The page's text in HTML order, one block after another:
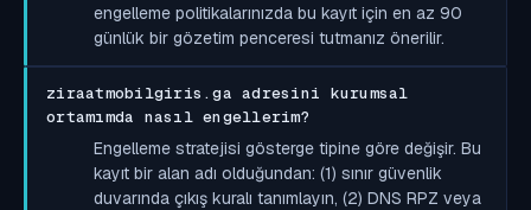
engelleme politikalarınızda bu kayıt için en az 90
günlük bir gözetim penceresi tutmanız önerilir.
ziraatmobilgiris.ga adresini kurumsal
ortamımda nasıl engellerim?
Engelleme stratejisi gösterge tipine göre değişir. Bu
kayıt bir alan adı olduğundan: (1) sınır güvenlik
duvarında çıkış kuralı tanımlayın, (2) DNS RPZ veya